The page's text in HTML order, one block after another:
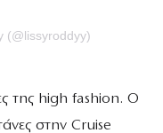
(@lissyroddyy)
της high fashion. Ο
στην Cruise